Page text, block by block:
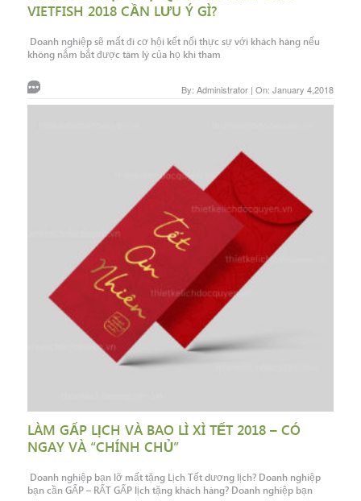
VIETFISH 2018 CẦN LƯU Ý GÌ?
Doanh nghiệp sẽ mất đi cơ hội kết nối thực sự với khách hàng nếu
không nắm bắt được tâm lý của họ khi tham
By: Administrator | On: January 4,2018
LÀM GẤP LỊCH VÀ BAO LÌ XÌ TẾT 2018 – CÓ
NGAY VÀ “CHÍNH CHỦ”
Doanh nghiệp bạn lỡ mất tặng Lịch Tết dương lịch? Doanh nghiệp
bạn cần GẤP – RẤT GẤP lịch tặng khách hàng? Doanh nghiệp bạn